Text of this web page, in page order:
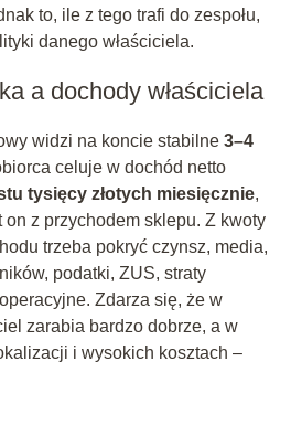
to, ile z tego trafi do zespołu,
danego właściciela.
a dochody właściciela
widzi na koncie stabilne 3–4
celuje w dochód netto
tysięcy złotych miesięcznie,
z przychodem sklepu. Z kwoty
trzeba pokryć czynsz, media,
podatki, ZUS, straty
Zdarza się, że w
zarabia bardzo dobrze, a w
i wysokich kosztach –